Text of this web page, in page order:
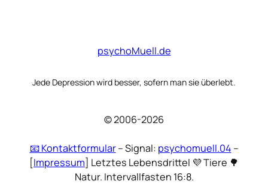
psychoMuell.de
Jede Depression wird besser, sofern man sie überlebt.
© 2006-2026
📧 Kontaktformular– Signal: psychomuell.04 –
[Impressum] Letztes Lebensdrittel 💜 Tiere 🌳
Natur. Intervallfasten 16:8.